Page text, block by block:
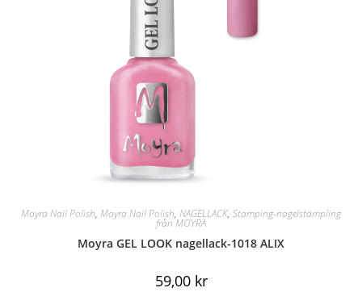
Moyra Nail Polish, Moyra Nail Polish, NAGELLACK, Stamping-nagelstämpling
från MOYRA
Moyra GEL LOOK nagellack-1018 ALIX
59,00 kr